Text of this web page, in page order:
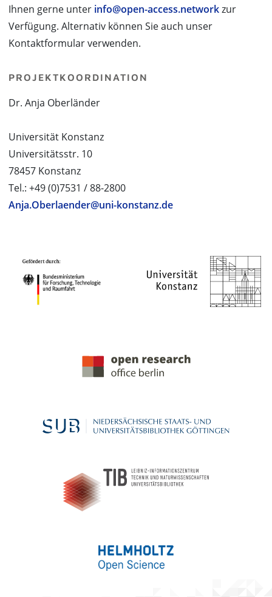
Ihnen gerne unter info@open-access.networkzur
Verfügung. Alternativ können Sie auch unser
Kontaktformular verwenden.
PROJEKTKOORDINATION
Dr. Anja Oberländer
Universität Konstanz
Universitätsstr. 10
78457 Konstanz
Tel.: +49 (0)7531 / 88-2800
Anja.Oberlaender@uni-konstanz.de